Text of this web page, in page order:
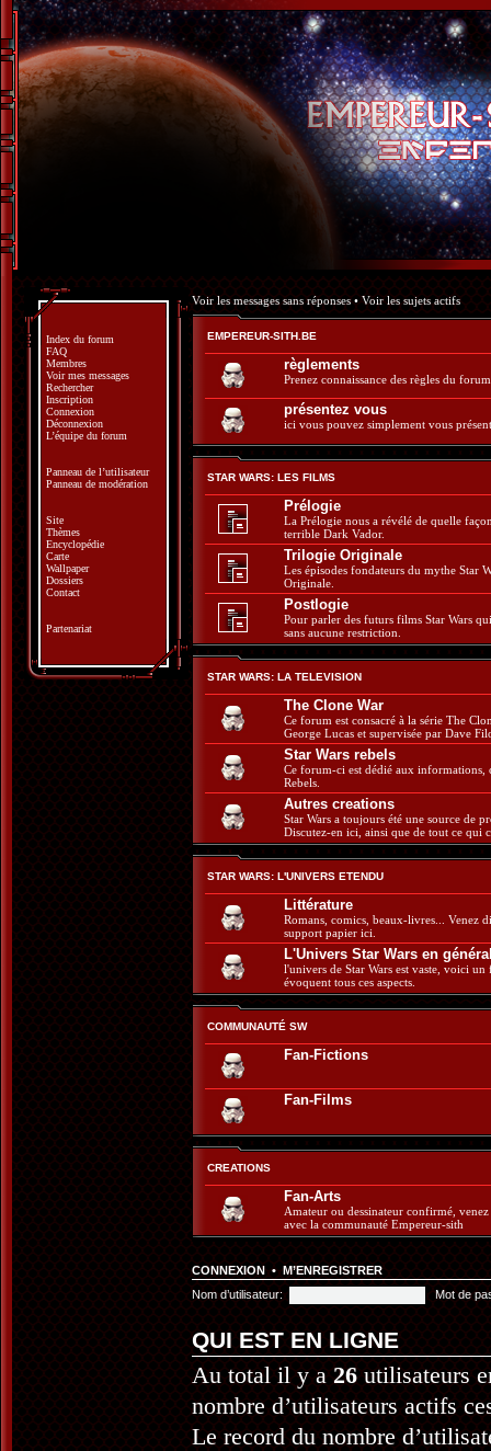
Voir les messages sans réponses • Voir les sujets actifs
EMPEREUR-SITH.BE
règlements
Prenez connaissance des règles du forum
présentez vous
ici vous pouvez simplement vous
STAR WARS: LES FILMS
Prélogie
La Prélogie nous a révélé de quelle
terrible Dark Vador.
Trilogie Originale
Les épisodes fondateurs du mythe Star
Originale.
Postlogie
Pour parler des futurs films Star Wars
sans aucune restriction.
STAR WARS: LA TELEVISION
The Clone War
Ce forum est consacré à la série The
George Lucas et supervisée par Dave
Star Wars rebels
Ce forum-ci est dédié aux informations,
Rebels.
Autres creations
Star Wars a toujours été une source de
Discutez-en ici, ainsi que de tout ce qui
STAR WARS: L'UNIVERS ETENDU
Littérature
Romans, comics, beaux-livres... Venez
support papier ici.
L'Univers Star Wars en
l'univers de Star Wars est vaste, voici
évoquent tous ces aspects.
COMMUNAUTÉ SW
Fan-Fictions
Fan-Films
CREATIONS
Fan-Arts
Amateur ou dessinateur confirmé,
avec la communauté Empereur-sith
CONNEXION • M’ENREGISTRER
Nom d’utilisateur:
Mot de
QUI EST EN LIGNE
Au total il y a 26 utilisateurs
nombre d’utilisateurs actifs
Le record du nombre
Index du forum
FAQ
Membres
Voir mes messages
Rechercher
Inscription
Connexion
Déconnexion
L’équipe du forum
Panneau de l’utilisateur
Panneau de modération
Site
Thèmes
Encyclopédie
Carte
Wallpaper
Dossiers
Contact
Partenariat